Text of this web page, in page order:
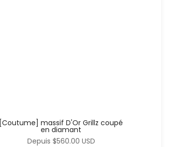
[Coutume] massif D'Or Grillz coupé
en diamant
Depuis $560.00 USD